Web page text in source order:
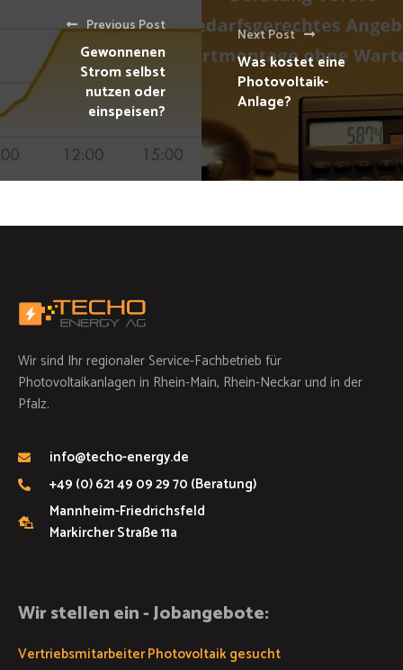
Previous Post
Gewonnenen
Strom selbst
nutzen oder
einspeisen?
Next Post
Was kostet eine
Photovoltaik-
Anlage?
Wir sind Ihr regionaler Service-Fachbetrieb für
Photovoltaikanlagen in Rhein-Main, Rhein-Neckar und in der
Pfalz.
info@techo-energy.de
+49 (0) 621 49 09 29 70 (Beratung)
Mannheim-Friedrichsfeld
Markircher Straße 11a
Wir stellen ein - Jobangebote:
Vertriebsmitarbeiter Photovoltaik gesucht